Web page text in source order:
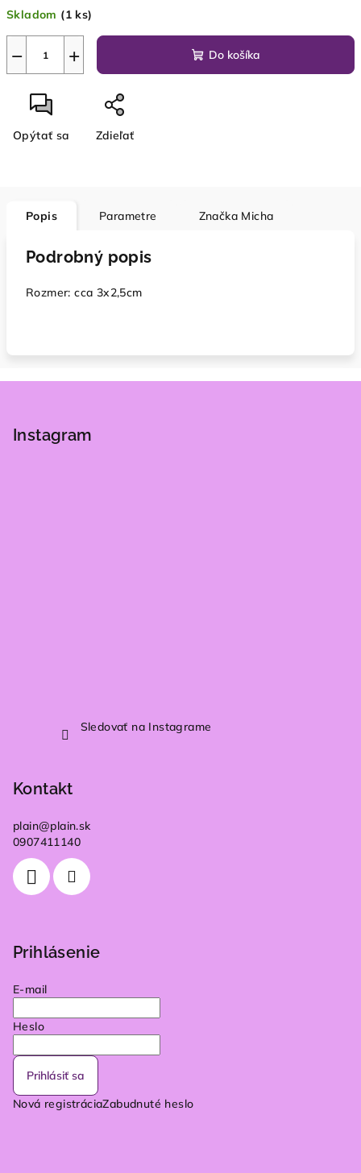
cena:
Skladom (1 ks)
+
− Do košíka
Opýtať sa Zdieľať
Popis Parametre Značka Micha
Podrobný popis
Rozmer: cca 3x2,5cm
Instagram
Sledovať na Instagrame
Kontakt
plain@plain.sk
0907411140
Prihlásenie
E-mail
Heslo
Prihlásiť sa
Nová registráciaZabudnuté heslo